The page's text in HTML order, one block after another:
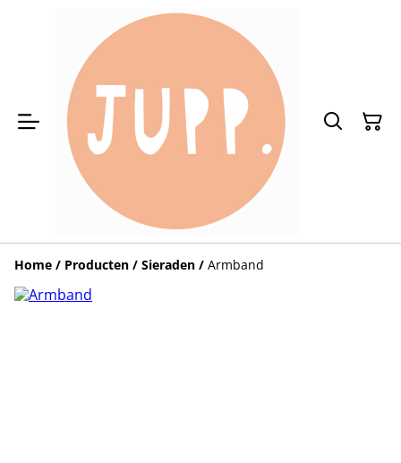
Home / Producten / Sieraden / Armband